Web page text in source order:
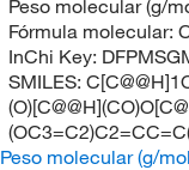
Peso molecular (g/
Fórmula molecular:
InChi Key:
SMILES:
Peso molecular (g/